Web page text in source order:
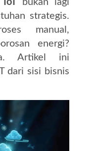
bukan lagi
strategis.
manual,
energi?
Artikel ini
dari sisi bisnis